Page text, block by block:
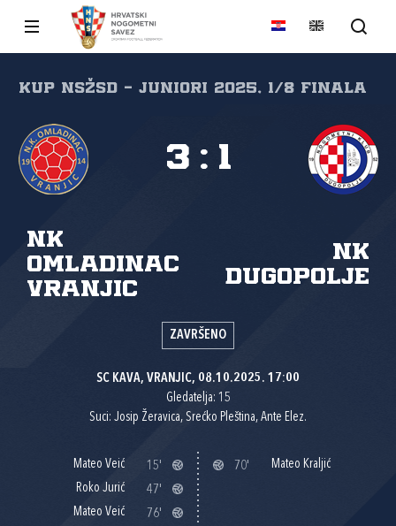
Kup NSŽSD - juniori 2025, 1/8 finala
NK
Omladinac
Vranjic
NK
Dugopolje
3 : 1
ZAVRŠENO
SC KAVA, VRANJIC, 08.10.2025. 17:00
Gledatelja: 15
Suci: Josip Žeravica, Srećko Pleština, Ante Elez.
Mateo Veić
15'
Roko Jurić
47'
Mateo Veić
76'
70' Mateo Kraljić